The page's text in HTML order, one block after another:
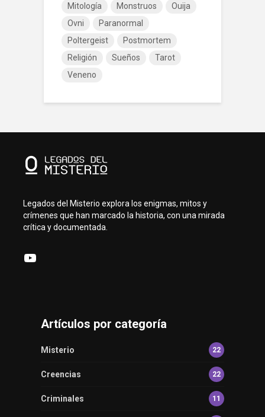
Mitología
Monstruos
Ouija
Ovni
Paranormal
Poltergeist
Postmortem
Religión
Sueños
Tarot
Veneno
Legados del Misterio explora los enigmas, mitos y
crímenes que han marcado la historia, con una mirada
crítica y documentada.
YouTube
Artículos por categoría
Misterio 22
Creencias 22
Criminales 11